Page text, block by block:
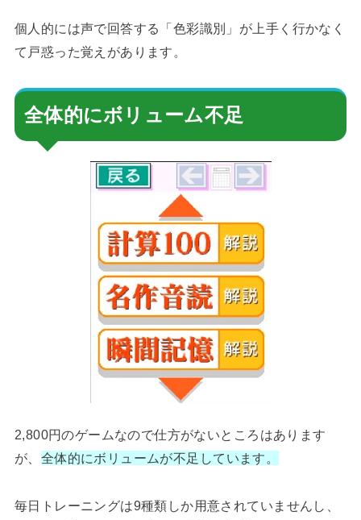
個人的には声で回答する「色彩識別」が上手く行かなく
て戸惑った覚えがあります。
全体的にボリューム不足
2,800円のゲームなので仕方がないところはあります
が、 全体的にボリュームが不足しています。
毎日トレーニングは9種類しか用意されていませんし、